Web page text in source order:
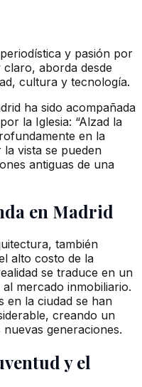
y pasión por
claro, aborda desde
cultura y tecnología.
ha sido acompañada
la Iglesia: “Alzad la
en la
vista se pueden
antiguas de una
en Madrid
también
alto costo de la
se traduce en un
mercado inmobiliario.
en la ciudad se han
creando un
generaciones.
y el